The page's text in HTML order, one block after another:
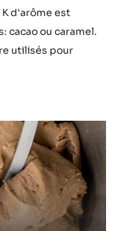
d'arôme est
cacao ou caramel.
utilisés pour